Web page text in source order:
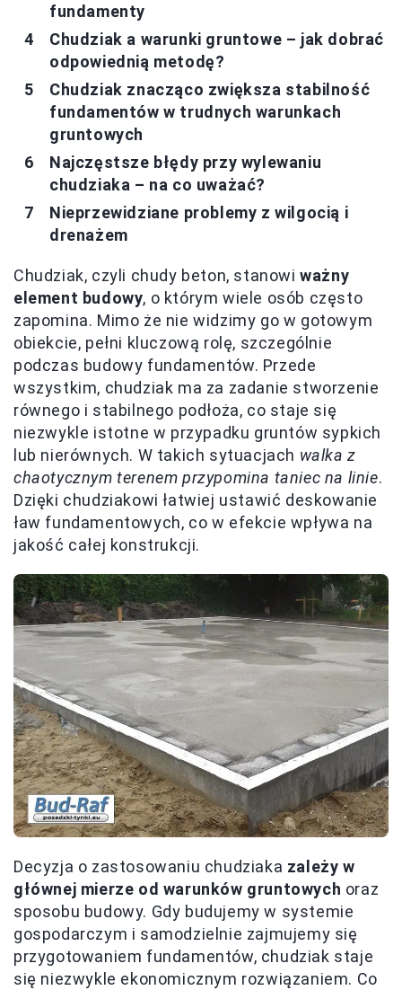
fundamenty
Chudziak a warunki gruntowe – jak dobrać
odpowiednią metodę?
Chudziak znacząco zwiększa stabilność
fundamentów w trudnych warunkach
gruntowych
Najczęstsze błędy przy wylewaniu
chudziaka – na co uważać?
Nieprzewidziane problemy z wilgocią i
drenażem
Chudziak, czyli chudy beton, stanowiważny
element budowy, o którym wiele osób często
zapomina. Mimo że nie widzimy go w gotowym
obiekcie, pełni kluczową rolę, szczególnie
podczas budowy fundamentów. Przede
wszystkim, chudziak ma za zadanie stworzenie
równego i stabilnego podłoża, co staje się
niezwykle istotne w przypadku gruntów sypkich
lub nierównych. W takich sytuacjach walka z
chaotycznym terenem przypomina taniec na linie.
Dzięki chudziakowi łatwiej ustawić deskowanie
ław fundamentowych, co w efekcie wpływa na
jakość całej konstrukcji.
Decyzja o zastosowaniu chudziaka zależy w
głównej mierze od warunków gruntowych oraz
sposobu budowy. Gdy budujemy w systemie
gospodarczym i samodzielnie zajmujemy się
przygotowaniem fundamentów, chudziak staje
się niezwykle ekonomicznym rozwiązaniem. Co